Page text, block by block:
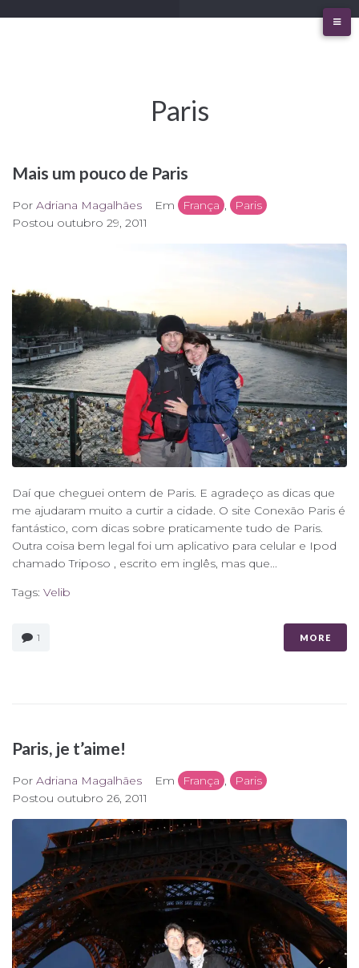
Paris
Mais um pouco de Paris
Por Adriana Magalhães Em França ,
Paris
Postou outubro 29, 2011
Daí que cheguei ontem de Paris. E agradeço as dicas que
me ajudaram muito a curtir a cidade. O site Conexão Paris é
fantástico, com dicas sobre praticamente tudo de Paris.
Outra coisa bem legal foi um aplicativo para celular e Ipod
chamado Triposo , escrito em inglês, mas que...
Tags: Velib
1 MORE
Paris, je t’aime!
Por Adriana Magalhães Em França ,
Paris
Postou outubro 26, 2011